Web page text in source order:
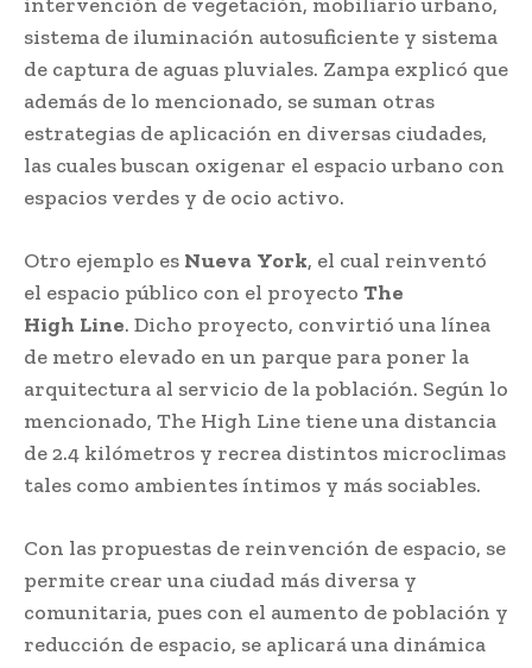
sistema de iluminación autosuficiente y sistema
de captura de aguas pluviales. Zampa explicó que
además de lo mencionado, se suman otras
estrategias de aplicación en diversas ciudades,
las cuales buscan oxigenar el espacio urbano con
espacios verdes y de ocio activo.
Otro ejemplo es Nueva York, el cual reinventó
el espacio público con el proyecto The
High Line. Dicho proyecto, convirtió una línea
de metro elevado en un parque para poner la
arquitectura al servicio de la población. Según lo
mencionado, The High Line tiene una distancia
de 2.4 kilómetros y recrea distintos microclimas
tales como ambientes íntimos y más sociables.
Con las propuestas de reinvención de espacio, se
permite crear una ciudad más diversa y
comunitaria, pues con el aumento de población y
reducción de espacio, se aplicará una dinámica